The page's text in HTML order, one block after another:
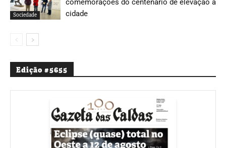
Sociedade
comemorações do centenário de elevação a
cidade
Edição #5655